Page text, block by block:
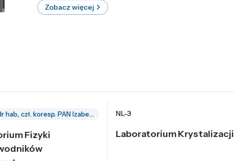
Zobacz więcej
prof. dr hab., czł. koresp. PAN Izabella Grzegory
Fizyki
NL-3
Laboratorium Krystalizacji